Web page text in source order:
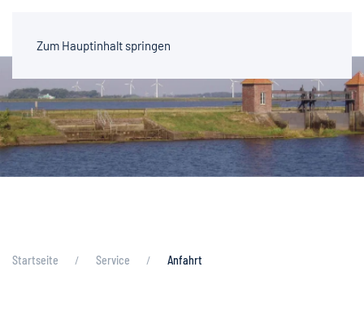
Zum Hauptinhalt springen
Startseite Service Anfahrt